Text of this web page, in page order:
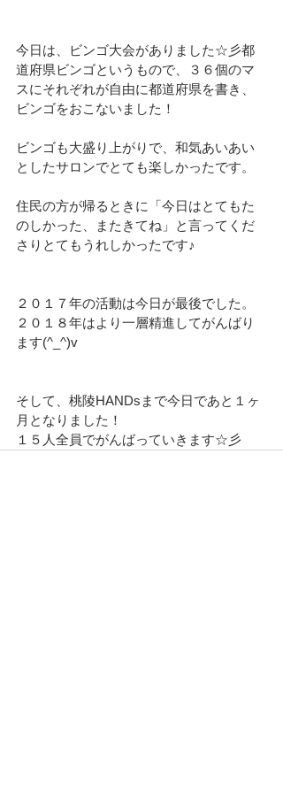
今日は、ビンゴ大会がありました☆彡都
道府県ビンゴというもので、３６個のマ
スにそれぞれが自由に都道府県を書き、
ビンゴをおこないました！
ビンゴも大盛り上がりで、和気あいあい
としたサロンでとても楽しかったです。
住民の方が帰るときに「今日はとてもた
のしかった、またきてね」と言ってくだ
さりとてもうれしかったです♪
２０１７年の活動は今日が最後でした。
２０１８年はより一層精進してがんばり
ます(^_^)v
そして、桃陵HANDsまで今日であと１ヶ
月となりました！
１５人全員でがんばっていきます☆彡